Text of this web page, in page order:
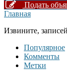
Подать
Главная
Извините,
Популярное
Комменты
Метки